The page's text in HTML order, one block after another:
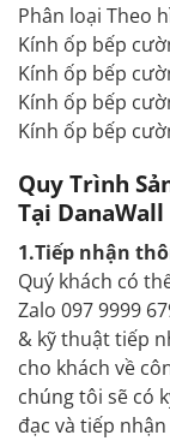
Phân loại Theo
Kính ốp bếp
Kính ốp bếp
Kính ốp bếp
Kính ốp bếp
Quy Trình
Tại DanaWall
1.Tiếp nhận
Quý khách có
Zalo 097 9999
& kỹ thuật tiếp
cho khách về
chúng tôi sẽ có
đạc và tiếp